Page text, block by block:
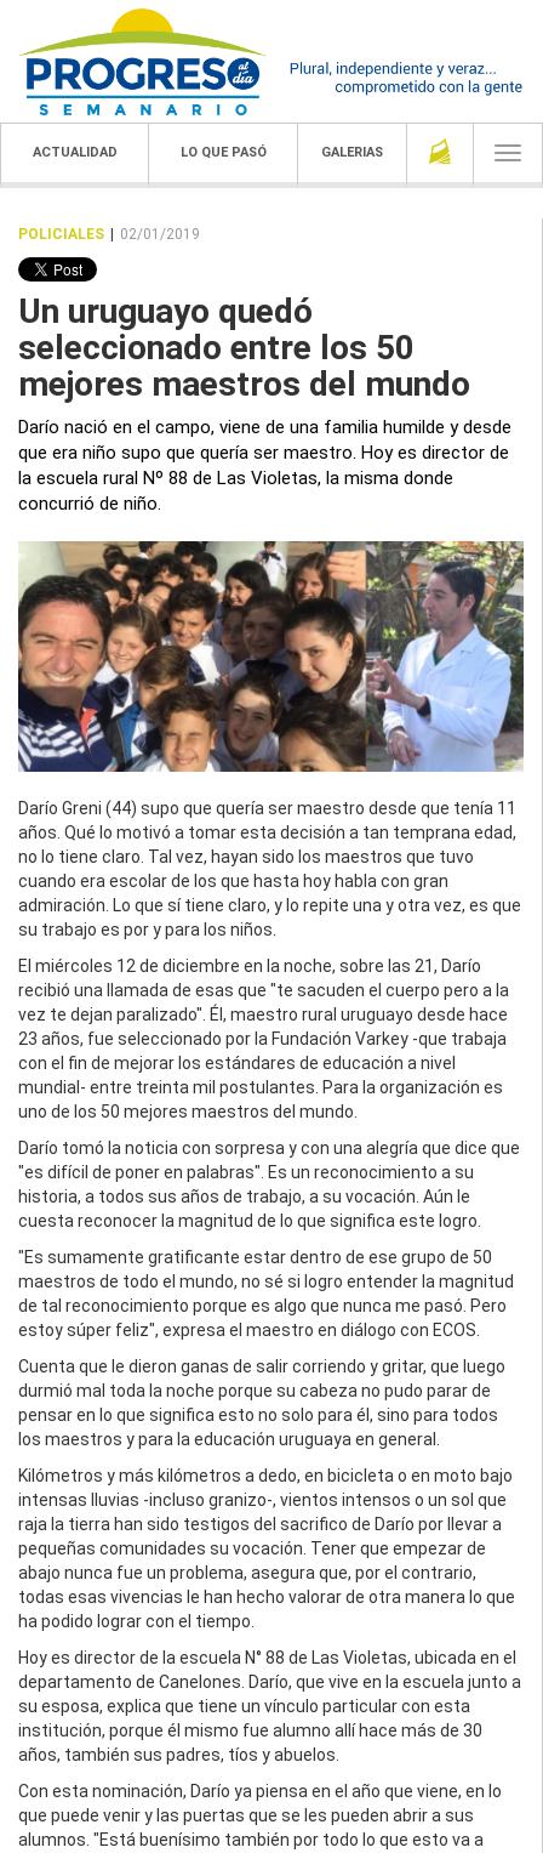
ACTUALIDAD LO QUE PASÓ GALERIAS
POLICIALES | 02/01/2019
Un uruguayo quedó
seleccionado entre los 50
mejores maestros del mundo
Darío nació en el campo, viene de una familia humilde y desde
que era niño supo que quería ser maestro. Hoy es director de
la escuela rural Nº 88 de Las Violetas, la misma donde
concurrió de niño.
Darío Greni (44) supo que quería ser maestro desde que tenía 11
años. Qué lo motivó a tomar esta decisión a tan temprana edad,
no lo tiene claro. Tal vez, hayan sido los maestros que tuvo
cuando era escolar de los que hasta hoy habla con gran
admiración. Lo que sí tiene claro, y lo repite una y otra vez, es que
su trabajo es por y para los niños.
El miércoles 12 de diciembre en la noche, sobre las 21, Darío
recibió una llamada de esas que "te sacuden el cuerpo pero a la
vez te dejan paralizado". Él, maestro rural uruguayo desde hace
23 años, fue seleccionado por la Fundación Varkey -que trabaja
con el fin de mejorar los estándares de educación a nivel
mundial- entre treinta mil postulantes. Para la organización es
uno de los 50 mejores maestros del mundo.
Darío tomó la noticia con sorpresa y con una alegría que dice que
"es difícil de poner en palabras". Es un reconocimiento a su
historia, a todos sus años de trabajo, a su vocación. Aún le
cuesta reconocer la magnitud de lo que significa este logro.
"Es sumamente gratificante estar dentro de ese grupo de 50
maestros de todo el mundo, no sé si logro entender la magnitud
de tal reconocimiento porque es algo que nunca me pasó. Pero
estoy súper feliz", expresa el maestro en diálogo con ECOS.
Cuenta que le dieron ganas de salir corriendo y gritar, que luego
durmió mal toda la noche porque su cabeza no pudo parar de
pensar en lo que significa esto no solo para él, sino para todos
los maestros y para la educación uruguaya en general.
Kilómetros y más kilómetros a dedo, en bicicleta o en moto bajo
intensas lluvias -incluso granizo-, vientos intensos o un sol que
raja la tierra han sido testigos del sacrifico de Darío por llevar a
pequeñas comunidades su vocación. Tener que empezar de
abajo nunca fue un problema, asegura que, por el contrario,
todas esas vivencias le han hecho valorar de otra manera lo que
ha podido lograr con el tiempo.
Hoy es director de la escuela N° 88 de Las Violetas, ubicada en el
departamento de Canelones. Darío, que vive en la escuela junto a
su esposa, explica que tiene un vínculo particular con esta
institución, porque él mismo fue alumno allí hace más de 30
años, también sus padres, tíos y abuelos.
Con esta nominación, Darío ya piensa en el año que viene, en lo
que puede venir y las puertas que se les pueden abrir a sus
alumnos. "Está buenísimo también por todo lo que esto va a